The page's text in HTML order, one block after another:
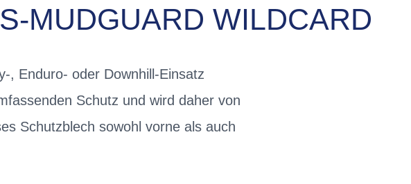
MUDGUARD WILDCARD
, Enduro- oder Downhill-Einsatz
Schutz und wird daher von
Schutzblech sowohl vorne als auch